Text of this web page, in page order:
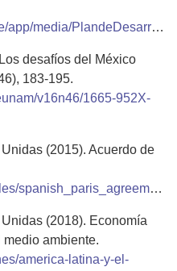
desafíos del México
183-195.
v16n46/1665-952X-
(2015). Acuerdo de
(2018). Economía
ambiente.
america-latina-y-el-